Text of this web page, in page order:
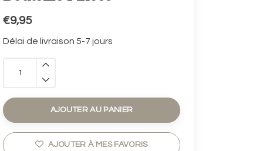
€9,95
Délai de livraison 5-7 jours
AJOUTER AU PANIER
AJOUTER À MES FAVORIS